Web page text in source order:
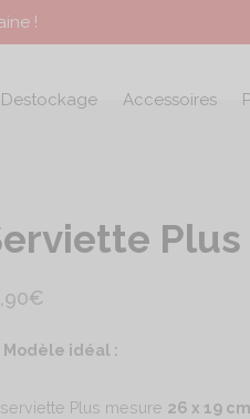
!
Destockage Accessoires
Plus
€
Modèle idéal :
serviette Plus mesure 26 x 19 cm